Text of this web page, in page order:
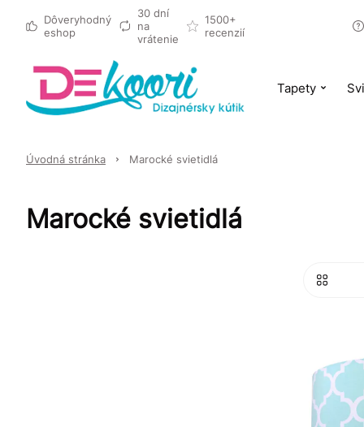
Dôveryhodný
eshop
30 dní
na
vrátenie
1500+
recenzií
Tapety
Úvodná stránka Marocké svietidlá
Marocké svietidlá